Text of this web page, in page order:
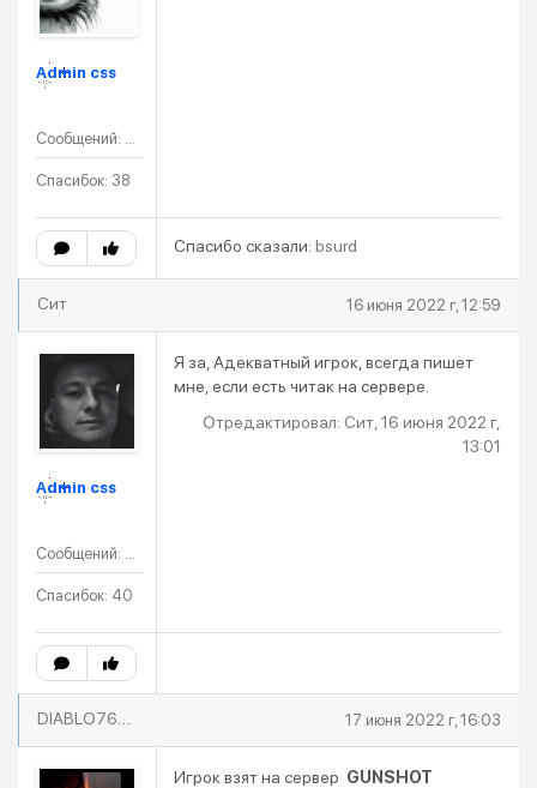
Admin css
Сообщений: 31
Спасибок: 38
Спасибо сказали: bsurd
Cит 16 июня 2022 г, 12:59
Admin css
Сообщений: 46
Спасибок: 40
Я за, Адекватный игрок, всегда пишет
мне, если есть читак на сервере.
Отредактировал: Cит , 16 июня 2022 г,
13:01
17 июня 2022 г, 16:03
Игрок взят на сервер GUNSHOT